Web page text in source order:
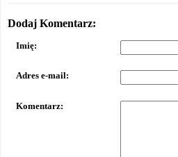
Dodaj Komentarz:
Imię:
Adres e-mail:
Komentarz: